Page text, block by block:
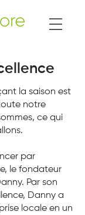
la saison est
notre
ce qui
par
le fondateur
Par son
Danny a
locale en un